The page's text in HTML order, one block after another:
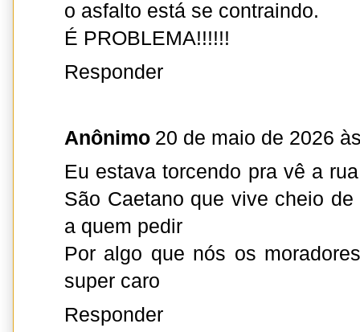
o asfalto está se contraindo.
É PROBLEMA!!!!!!
Responder
Anônimo 20 de maio de 2026
Eu estava torcendo pra vê a
São Caetano que vive cheio
a quem pedir
Por algo que nós os
super caro
Responder